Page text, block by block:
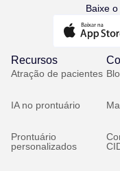
Baixe
Recursos
Atração de pacientes
IA no prontuário
Prontuário
personalizados